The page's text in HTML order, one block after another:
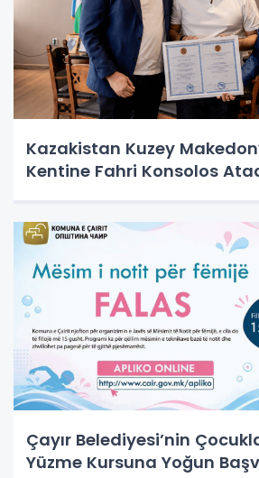
Kazakistan Kuzey
Kentine Fahri Konsolos
Çayır Belediyesi’nin
Yüzme Kursuna Yoğun